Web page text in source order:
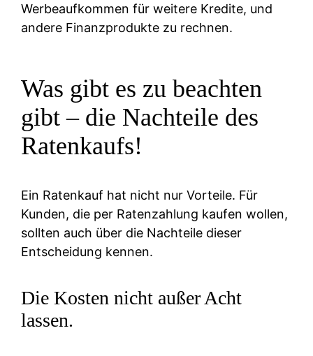
Werbeaufkommen für weitere Kredite, und
andere Finanzprodukte zu rechnen.
Was gibt es zu beachten
gibt – die Nachteile des
Ratenkaufs!
Ein Ratenkauf hat nicht nur Vorteile. Für
Kunden, die per Ratenzahlung kaufen wollen,
sollten auch über die Nachteile dieser
Entscheidung kennen.
Die Kosten nicht außer Acht
lassen.